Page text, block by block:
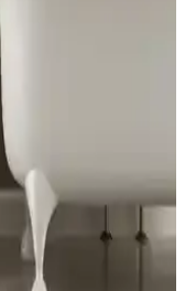
Yorumları
kullanıcı geri
yumuşak ve emici
uygun seçenekler
3XL-4XL,